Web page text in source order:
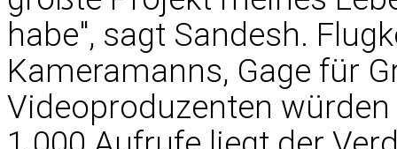
habe", sagt Sandesh.
Kameramanns, Gage für
Videoproduzenten